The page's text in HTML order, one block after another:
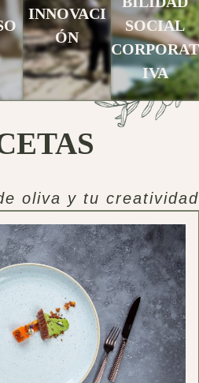
INNOVACI
ÓN
SOCIAL
CORPORAT
IVA
oliva y tu creatividad